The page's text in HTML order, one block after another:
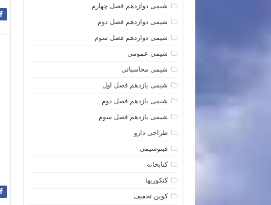
شیمی دوازدهم فصل چهارم
شیمی دوازدهم فصل دوم
شیمی دوازدهم فصل سوم
شیمی عمومی
شیمی محاسباتی
شیمی یازدهم فصل اول
شیمی یازدهم فصل دوم
شیمی یازدهم فصل سوم
طراحی دارو
فیتوشیمی
کتابخانه
کنکوریها
کوپن تخفیف